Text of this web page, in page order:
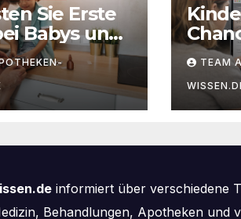
Sie Erste
Babys und
TEAM
informiert über verschiedene
Behandlungen, Apotheken und